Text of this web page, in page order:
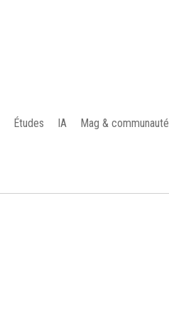
Études IA Mag & communauté